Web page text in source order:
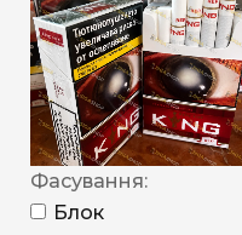
Фасування:
Блок